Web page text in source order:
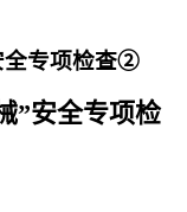
全专项检查②
”安全专项检